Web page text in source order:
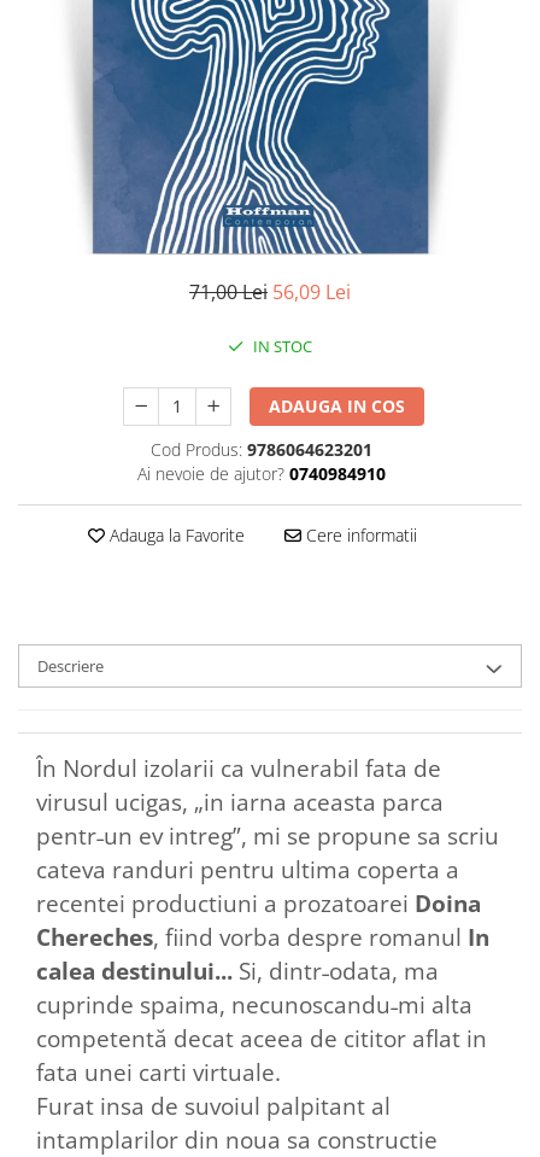
Contemporana
Publicistica / Reportaje / Interviuri
Sociologie si filozofie
71,00 Lei 56,09 Lei
IN STOC
ADAUGA IN COS
Cod Produs: 9786064623201
Ai nevoie de ajutor? 0740984910
Adauga la Favorite Cere informatii
Descriere
În Nordul izolarii ca vulnerabil fata de
virusul ucigas, „in iarna aceasta parca
pentr˗un ev intreg”, mi se propune sa scriu
cateva randuri pentru ultima coperta a
recentei productiuni a prozatoarei Doina
Chereches, fiind vorba despre romanul In
calea destinului... Si, dintr˗odata, ma
cuprinde spaima, necunoscandu˗mi alta
competentă decat aceea de cititor aflat in
fata unei carti virtuale.
Furat insa de suvoiul palpitant al
intamplarilor din noua sa constructie